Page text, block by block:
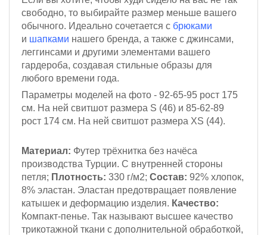
свободно, то выбирайте размер меньше вашего
обычного. Идеально сочетается с брюками
и шапками нашего бренда, а также с джинсами,
леггинсами и другими элементами вашего
гардероба, создавая стильные образы для
любого времени года.
Параметры моделей на фото - 92-65-95 рост 175
см. На ней свитшот размера S (46) и 85-62-89
рост 174 см. На ней свитшот размера XS (44).
Материал: Футер трёхнитка без начёса
производства Турции. С внутренней стороны
петля; Плотность: 330 г/м2; Состав: 92% хлопок,
8% эластан. Эластан предотвращает появление
катышек и деформацию изделия. Качество:
Компакт-пенье. Так называют высшее качество
трикотажной ткани с дополнительной обработкой,